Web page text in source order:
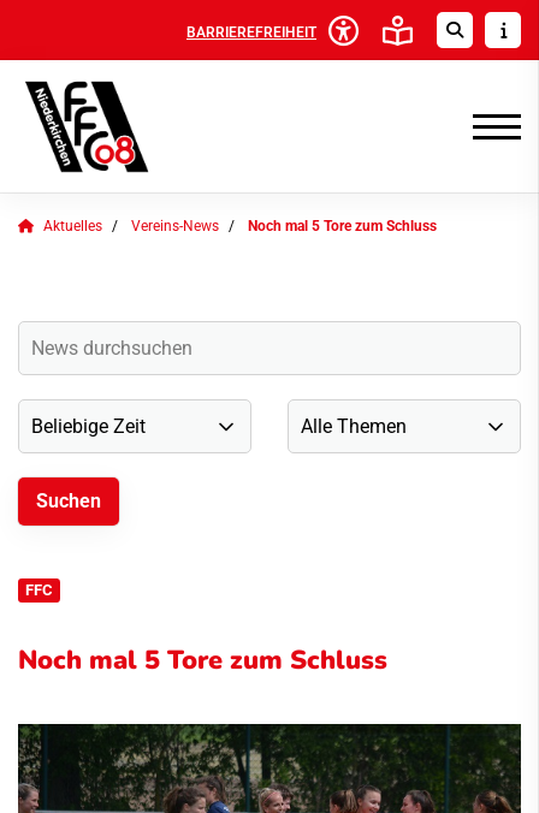
BARRIEREFREIHEIT
Aktuelles Vereins-News Noch mal 5 Tore zum Schluss
FFC
Noch mal 5 Tore zum Schluss